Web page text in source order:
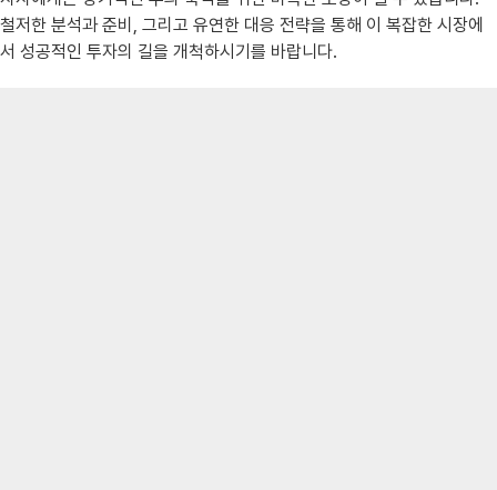
철저한 분석과 준비, 그리고 유연한 대응 전략을 통해 이 복잡한 시장에
서 성공적인 투자의 길을 개척하시기를 바랍니다.